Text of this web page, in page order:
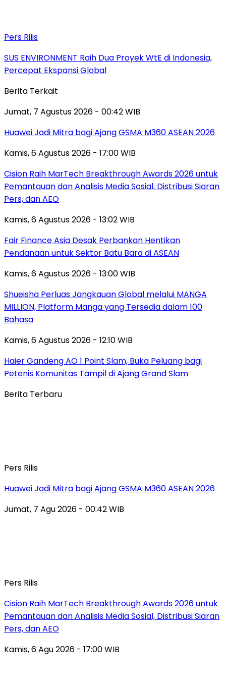
Pers Rilis
SUS ENVIRONMENT Raih Dua Proyek WtE di Indonesia,
Percepat Ekspansi Global
Berita Terkait
Jumat, 7 Agustus 2026 - 00:42 WIB
Huawei Jadi Mitra bagi Ajang GSMA M360 ASEAN 2026
Kamis, 6 Agustus 2026 - 17:00 WIB
Cision Raih MarTech Breakthrough Awards 2026 untuk
Pemantauan dan Analisis Media Sosial, Distribusi Siaran
Pers, dan AEO
Kamis, 6 Agustus 2026 - 13:02 WIB
Fair Finance Asia Desak Perbankan Hentikan
Pendanaan untuk Sektor Batu Bara di ASEAN
Kamis, 6 Agustus 2026 - 13:00 WIB
Shueisha Perluas Jangkauan Global melalui MANGA
MILLION, Platform Manga yang Tersedia dalam 100
Bahasa
Kamis, 6 Agustus 2026 - 12:10 WIB
Haier Gandeng AO 1 Point Slam, Buka Peluang bagi
Petenis Komunitas Tampil di Ajang Grand Slam
Berita Terbaru
Pers Rilis
Huawei Jadi Mitra bagi Ajang GSMA M360 ASEAN 2026
Jumat, 7 Agu 2026 - 00:42 WIB
Pers Rilis
Cision Raih MarTech Breakthrough Awards 2026 untuk
Pemantauan dan Analisis Media Sosial, Distribusi Siaran
Pers, dan AEO
Kamis, 6 Agu 2026 - 17:00 WIB